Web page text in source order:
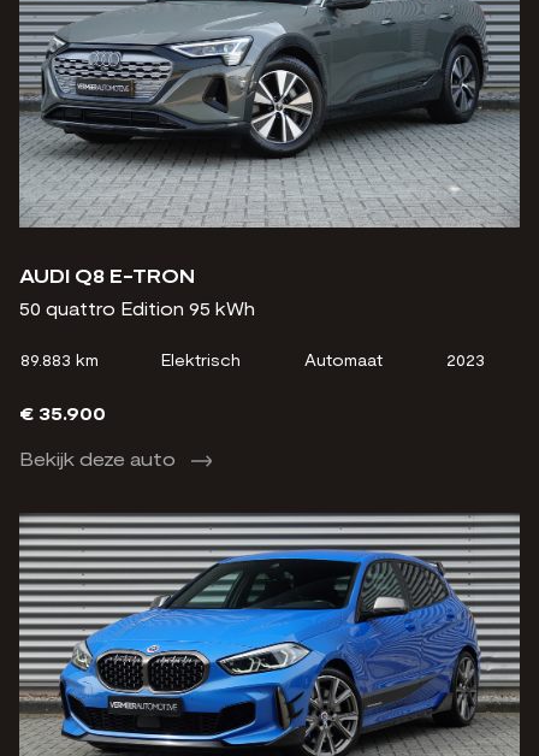
AUDI Q8 E-TRON
50 quattro Edition 95 kWh
89.883 km Elektrisch Automaat 2023
€ 35.900
Bekijk deze auto